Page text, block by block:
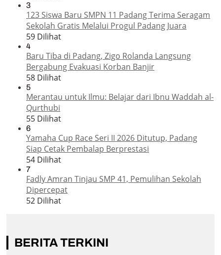
3
123 Siswa Baru SMPN 11 Padang Terima Seragam
Sekolah Gratis Melalui Progul Padang Juara
59 Dilihat
4
Baru Tiba di Padang, Zigo Rolanda Langsung
Bergabung Evakuasi Korban Banjir
58 Dilihat
5
Merantau untuk Ilmu: Belajar dari Ibnu Waddah al-
Qurthubi
55 Dilihat
6
Yamaha Cup Race Seri II 2026 Ditutup, Padang
Siap Cetak Pembalap Berprestasi
54 Dilihat
7
Fadly Amran Tinjau SMP 41, Pemulihan Sekolah
Dipercepat
52 Dilihat
BERITA TERKINI